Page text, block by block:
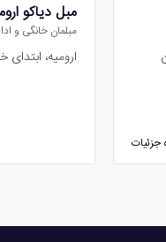
مبل دیاکو
مبلمان خانگی و
ارومیه، ابتدای